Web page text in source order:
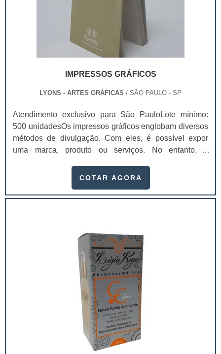
IMPRESSOS GRÁFICOS
LYONS - ARTES GRÁFICAS / SÃO PAULO - SP
Atendimento exclusivo para São PauloLote mínimo:
500 unidadesOs impressos gráficos englobam diversos
métodos de divulgação. Com eles, é possível expor
uma marca, produto ou serviços. No entanto, é
que, pela variedade, cada impresso gráfico se encaixa
divulgação. Exemplos de impressos
COTAR AGORA